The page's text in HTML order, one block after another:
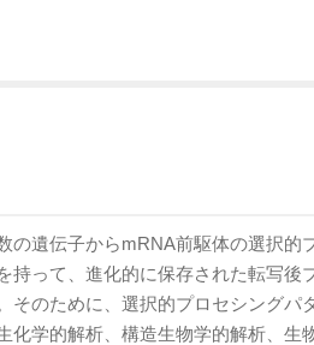
遺伝子からmRNA前駆体の選択的
って、進化的に保存された転写後
そのために、選択的プロセシングパ
学的解析、構造生物学的解析、生